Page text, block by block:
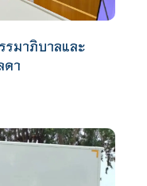
รมาภิบาลและ
ดา